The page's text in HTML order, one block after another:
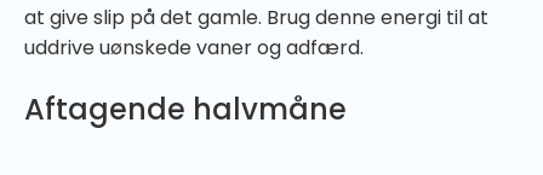
at give slip på det gamle. Brug denne energi til at
uddrive uønskede vaner og adfærd.
Aftagende halvmåne